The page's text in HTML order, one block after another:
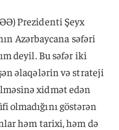
Prezidenti Şeyx
Azərbaycana səfəri
deyil. Bu səfər iki
əlaqələrin və strateji
xidmət edən
olmadığını göstərən
həm tarixi, həm də